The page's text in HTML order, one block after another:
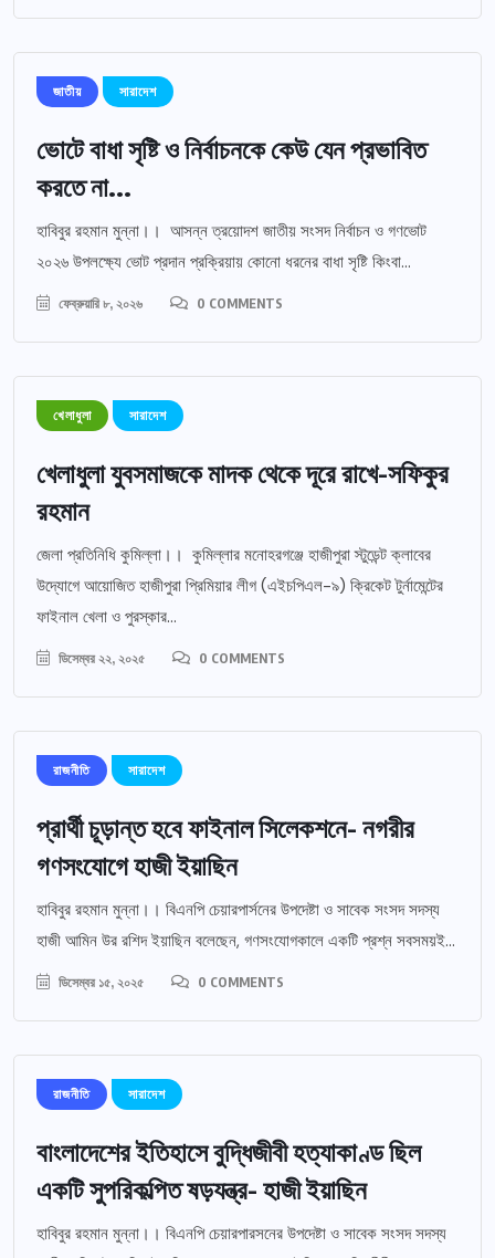
জাতীয় সারাদেশ
ভোটে বাধা সৃষ্টি ও নির্বাচনকে কেউ যেন প্রভাবিত
করতে না...
হাবিবুর রহমান মুন্না।। আসন্ন ত্রয়োদশ জাতীয় সংসদ নির্বাচন ও গণভোট
২০২৬ উপলক্ষ্যে ভোট প্রদান প্রক্রিয়ায় কোনো ধরনের বাধা সৃষ্টি কিংবা...
ফেব্রুয়ারি ৮, ২০২৬ 0 COMMENTS
খেলাধুলা সারাদেশ
খেলাধুলা যুবসমাজকে মাদক থেকে দূরে রাখে-সফিকুর
রহমান
জেলা প্রতিনিধি কুমিল্লা।। কুমিল্লার মনোহরগঞ্জে হাজীপুরা স্টুডেন্ট ক্লাবের
উদ্যোগে আয়োজিত হাজীপুরা প্রিমিয়ার লীগ (এইচপিএল-৯) ক্রিকেট টুর্নামেন্টের
ফাইনাল খেলা ও পুরস্কার...
ডিসেম্বর ২২, ২০২৫ 0 COMMENTS
রাজনীতি সারাদেশ
প্রার্থী চূড়ান্ত হবে ফাইনাল সিলেকশনে- নগরীর
গণসংযোগে হাজী ইয়াছিন
হাবিবুর রহমান মুন্না।। বিএনপি চেয়ারপার্সনের উপদেষ্টা ও সাবেক সংসদ সদস্য
হাজী আমিন উর রশিদ ইয়াছিন বলেছেন, গণসংযোগকালে একটি প্রশ্ন সবসময়ই...
ডিসেম্বর ১৫, ২০২৫ 0 COMMENTS
রাজনীতি সারাদেশ
বাংলাদেশের ইতিহাসে বুদ্ধিজীবী হত্যাকাণ্ড ছিল
একটি সুপরিকল্পিত ষড়যন্ত্র- হাজী ইয়াছিন
হাবিবুর রহমান মুন্না।। বিএনপি চেয়ারপারসনের উপদেষ্টা ও সাবেক সংসদ সদস্য